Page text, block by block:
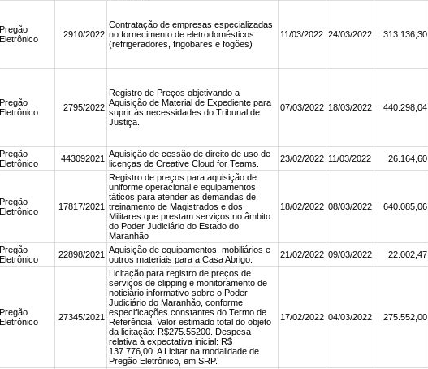
Pregão
Eletrônico
2910/2022
Contratação de empresas especializadas
no fornecimento de eletrodomésticos
(refrigeradores, frigobares e fogões)
11/03/2022 24/03/2022 313.136,30
Pregão
Eletrônico
2795/2022
Registro de Preços objetivando a
Aquisição de Material de Expediente para
suprir às necessidades do Tribunal de
Justiça.
07/03/2022 18/03/2022 440.298,04
Pregão
Eletrônico
443092021 Aquisição de cessão de direito de uso de
licenças de Creative Cloud for Teams.
23/02/2022 11/03/2022 26.164,60
Pregão
Eletrônico
17817/2021
Registro de preços para aquisição de
uniforme operacional e equipamentos
táticos para atender as demandas de
treinamento de Magistrados e dos
Militares que prestam serviços no âmbito
do Poder Judiciário do Estado do
Maranhão
18/02/2022 08/03/2022 640.085,06
Pregão
Eletrônico
22898/2021 Aquisição de equipamentos, mobiliários e
outros materiais para a Casa Abrigo.
21/02/2022 09/03/2022 22.002,47
Pregão
Eletrônico
27345/2021
Licitação para registro de preços de
serviços de clipping e monitoramento de
noticiário informativo sobre o Poder
Judiciário do Maranhão, conforme
especificações constantes do Termo de
Referência. Valor estimado total do objeto
da licitação: R$275.55200. Despesa
relativa à expectativa inicial: R$
137.776,00. A Licitar na modalidade de
Pregão Eletrônico, em SRP.
17/02/2022 04/03/2022 275.552,00